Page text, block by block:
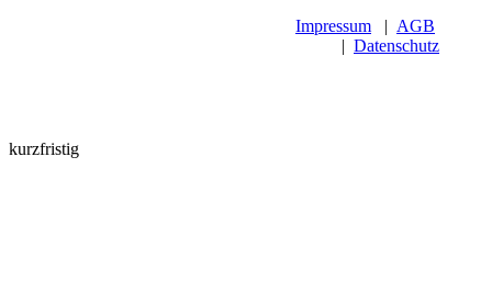
Impressum | AGB
| Datenschutz
kurzfristig